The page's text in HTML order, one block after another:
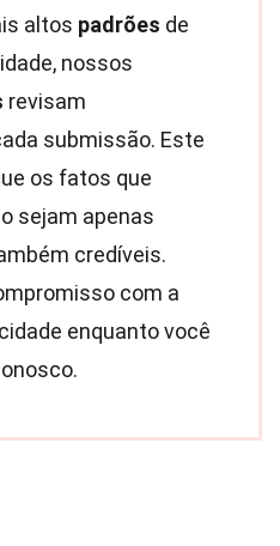
altos padrões de
nossos
revisam
submissão. Este
os fatos que
sejam apenas
credíveis.
com a
enquanto você